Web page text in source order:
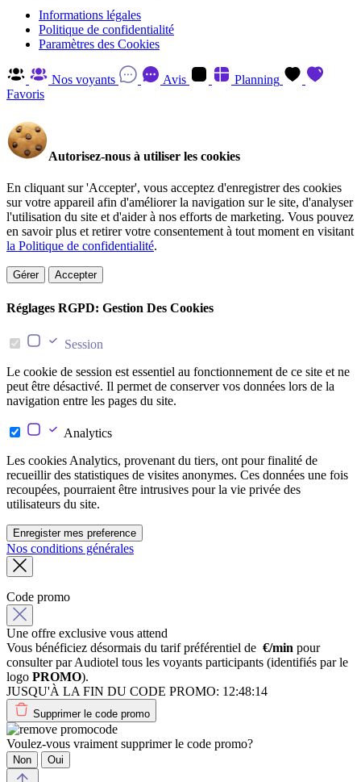
Informations légales
Politique de confidentialité
Paramètres des Cookies
Nos voyants Avis
Planning
Favoris
Autorisez-nous à utiliser les cookies
En cliquant sur 'Accepter', vous acceptez d'enregistrer des cookies
sur votre appareil afin d'améliorer la navigation sur le site, d'analyser
l'utilisation du site et d'aider à nos efforts de marketing. Vous pouvez
en savoir plus et retirer votre consentement à tout moment en visitant
la Politique de confidentialité.
Gérer Accepter
Réglages RGPD: Gestion Des Cookies
Session
Le cookie de session est essentiel au fonctionnement de ce site et ne
peut être désactivé. Il permet de conserver vos données lors de la
navigation entre les pages du site.
Analytics
Les cookies Analytics, provenant du tiers, ont pour finalité de
recueillir des statistiques de visites anonymes. Ces données une fois
recoupées, pourraient être intrusives pour la vie privée des
utilisateurs du site.
Enregister mes preference
Nos conditions générales
Code promo
Une offre exclusive vous attend
Vous bénéficiez désormais du tarif préférentiel de €/min pour
consulter par Audiotel tous les voyants participants (identifiés par le
logo PROMO).
JUSQU'À LA FIN DU CODE PROMO: 12:48:14
Supprimer le code promo
Voulez-vous vraiment supprimer le code promo?
Non Oui